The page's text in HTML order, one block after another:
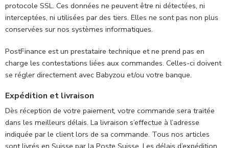
protocole SSL. Ces données ne peuvent être ni détectées, ni
interceptées, ni utilisées par des tiers. Elles ne sont pas non plus
conservées sur nos systèmes informatiques.
PostFinance est un prestataire technique et ne prend pas en
charge les contestations liées aux commandes. Celles-ci doivent
se régler directement avec Babyzou et/ou votre banque.
Expédition et livraison
Dès réception de votre paiement, votre commande sera traitée
dans les meilleurs délais. La livraison s’effectue à l’adresse
indiquée par le client lors de sa commande. Tous nos articles